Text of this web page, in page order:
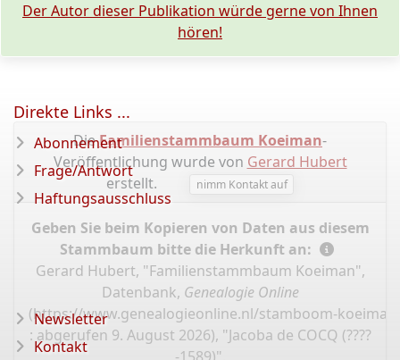
Der Autor dieser Publikation würde gerne von Ihnen
hören!
DieFamilienstammbaum Koeiman-
Veröffentlichung wurde von Gerard Hubert
erstellt.
nimm Kontakt auf
Geben Sie beim Kopieren von Daten aus diesem
Stammbaum bitte die Herkunft an:
Gerard Hubert, "Familienstammbaum Koeiman",
Datenbank, Genealogie Online
(https://www.genealogieonline.nl/stamboom-
: abgerufen 9. August 2026), "Jacoba de COCQ (????
Direkte Links ...
Abonnement
Frage/Antwort
Haftungsausschluss
Newsletter
Kontakt